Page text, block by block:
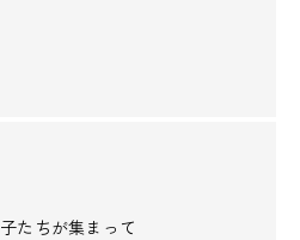
たちが集まって